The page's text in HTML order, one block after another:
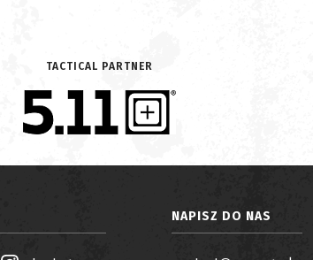
TACTICAL PARTNER
NAPISZ DO NAS